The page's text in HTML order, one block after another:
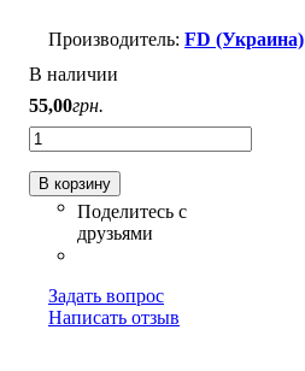
FD (Украина)
В наличии
55,00грн.
В корзину
Задать вопрос
Написать отзыв